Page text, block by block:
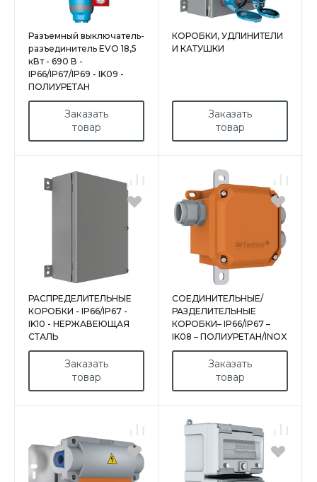
Разъемный выключатель-
разъединитель EVO 18,5
кВт - 690 В -
IP66/IP67/IP69 - IK09 -
ПОЛИУРЕТАН
Заказать
товар
КОРОБКИ, УДЛИНИТЕЛИ
И КАТУШКИ
Заказать
товар
РАСПРЕДЕЛИТЕЛЬНЫЕ
КОРОБКИ - IP66/IP67 -
IK10 - НЕРЖАВЕЮЩАЯ
СТАЛЬ
Заказать
товар
СОЕДИНИТЕЛЬНЫЕ/
РАЗДЕЛИТЕЛЬНЫЕ
КОРОБКИ– IP66/IP67 –
IK08 – ПОЛИУРЕТАН/INOX
Заказать
товар